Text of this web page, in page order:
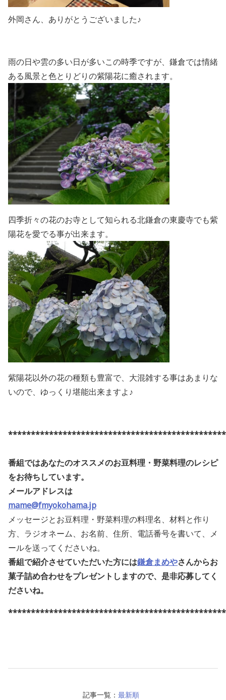
外岡さん、ありがとうございました♪
雨の日や雲の多い日が多いこの時季ですが、鎌倉では情緒
ある風景と色とりどりの紫陽花に癒されます。
四季折々の花のお寺として知られる北鎌倉の東慶寺でも紫
陽花を愛でる事が出来ます。
紫陽花以外の花の種類も豊富で、大混雑する事はあまりな
いので、ゆっくり堪能出来ますよ♪
番組ではあなたのオススメのお豆料理・野菜料理のレシピ
をお待ちしています。
メールアドレスは
mame@fmyokohama.jp
メッセージとお豆料理・野菜料理の料理名、材料と作り
方、ラジオネーム、お名前、住所、電話番号を書いて、メ
ールを送ってくださいね。
番組で紹介させていただいた方には鎌倉まめやさんからお
菓子詰め合わせをプレゼントしますので、是非応募してく
ださいね。
記事一覧： 最新順